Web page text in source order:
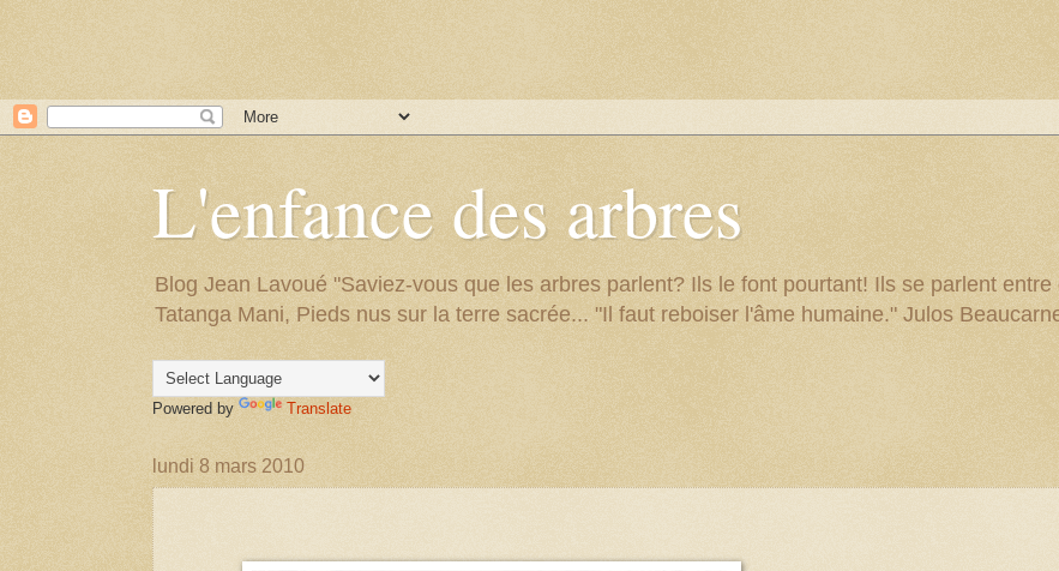
L'enfance des arbres
Blog Jean Lavoué "Saviez-vous que les arbres parlent? Ils le font pourtant! Ils se parlent
Tatanga Mani, Pieds nus sur la terre sacrée... "Il faut reboiser l'âme humaine." Julos
Powered by Translate
lundi 8 mars 2010